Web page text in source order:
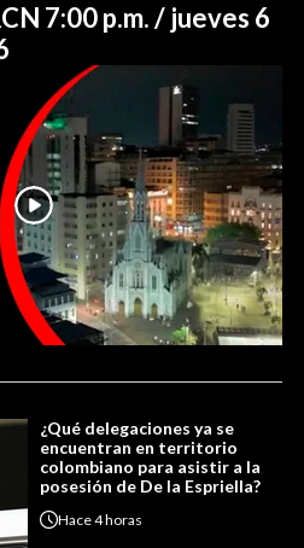
7:00 p.m. / jueves 6
¿Qué delegaciones ya se
encuentran en territorio
colombiano para asistir a la
posesión de De la Espriella?
Hace4 horas